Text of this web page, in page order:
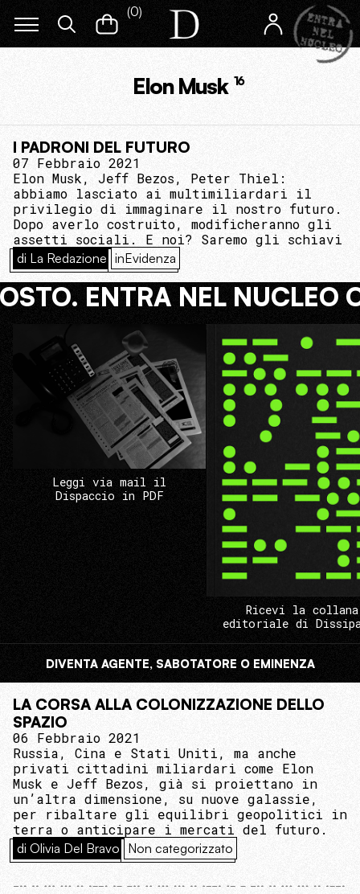
(0)
Elon Musk 16
I PADRONI DEL FUTURO
07 Febbraio 2021
Elon Musk, Jeff Bezos, Peter Thiel:
abbiamo lasciato ai multimiliardari il
privilegio di immaginare il nostro futuro.
Dopo averlo costruito, modificheranno gli
assetti sociali. E noi? Saremo gli schiavi
di La Redazione inEvidenza
ENTRA NEL NUCLEO
Leggi via mail il
Dispaccio in PDF
Ricevi la collana
editoriale di
DIVENTA AGENTE, SABOTATORE O EMINENZA
LA CORSA ALLA COLONIZZAZIONE DELLO
SPAZIO
06 Febbraio 2021
Russia, Cina e Stati Uniti, ma anche
privati cittadini miliardari come Elon
Musk e Jeff Bezos, già si proiettano in
un’altra dimensione, su nuove galassie,
per ribaltare gli equilibri geopolitici in
terra o anticipare i mercati del futuro.
di Olivia Del Bravo Non categorizzato